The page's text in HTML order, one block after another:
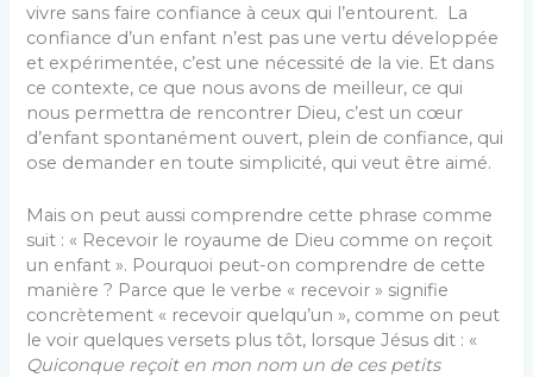
vivre sans faire confiance à ceux qui l’entourent. La
confiance d’un enfant n’est pas une vertu développée
et expérimentée, c’est une nécessité de la vie. Et dans
ce contexte, ce que nous avons de meilleur, ce qui
nous permettra de rencontrer Dieu, c’est un cœur
d’enfant spontanément ouvert, plein de confiance, qui
ose demander en toute simplicité, qui veut être aimé.
Mais on peut aussi comprendre cette phrase comme
suit : « Recevoir le royaume de Dieu comme on reçoit
un enfant ». Pourquoi peut-on comprendre de cette
manière ? Parce que le verbe « recevoir » signifie
concrètement « recevoir quelqu’un », comme on peut
le voir quelques versets plus tôt, lorsque Jésus dit : «
Quiconque reçoit en mon nom un de ces petits